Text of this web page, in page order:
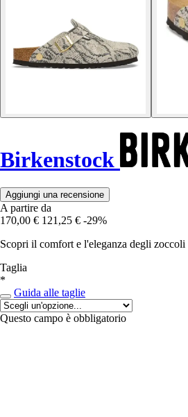
Birkenstock
Aggiungi una recensione
A partire da
170,00 € 121,25 € -29%
Scopri il comfort e l'eleganza degli
Taglia
*
Guida alle taglie
Questo campo è obbligatorio